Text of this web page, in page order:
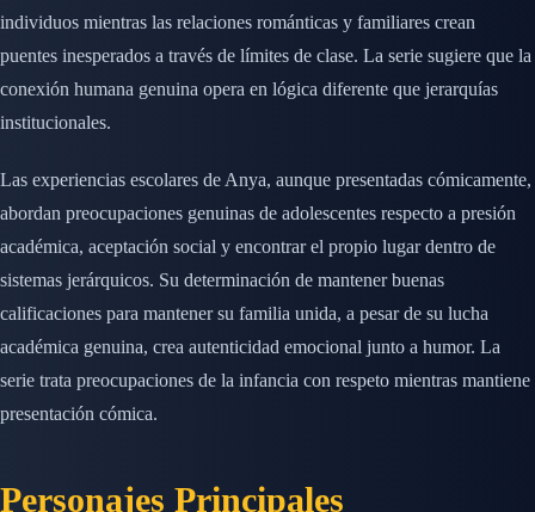
individuos mientras las relaciones románticas y familiares crean
puentes inesperados a través de límites de clase. La serie sugiere que la
conexión humana genuina opera en lógica diferente que jerarquías
institucionales.
Las experiencias escolares de Anya, aunque presentadas cómicamente,
abordan preocupaciones genuinas de adolescentes respecto a presión
académica, aceptación social y encontrar el propio lugar dentro de
sistemas jerárquicos. Su determinación de mantener buenas
calificaciones para mantener su familia unida, a pesar de su lucha
académica genuina, crea autenticidad emocional junto a humor. La
serie trata preocupaciones de la infancia con respeto mientras mantiene
presentación cómica.
Personajes Principales